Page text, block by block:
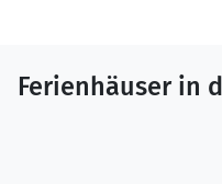
Ferienhäuser in